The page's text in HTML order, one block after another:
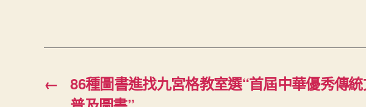
←
86種圖書進找九宮格教室選“首屆中華優秀傳